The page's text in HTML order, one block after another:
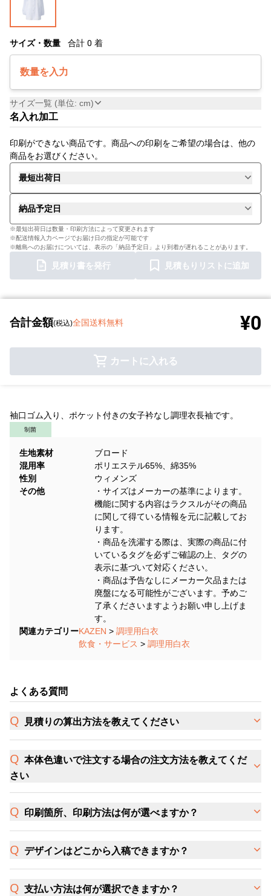
サイズ・数量 合計 0 着
数量を入力
サイズ一覧 (単位: cm)
名入れ加工
印刷ができない商品です。商品への印刷をご希望の場合は、他の
商品をお選びください。
最短出荷日
納品予定日
※最短出荷日は数量・印刷方法によって変更されます
※配送情報入力ページでお届け日の指定が可能です
※離島へのお届けについては、表示の「納品予定日」より到着が遅れることがあります。
見積り書を発行 見積もりリストに追加
合計金額(税込)全国送料無料 ¥0
カートに入れる
袖口ゴム入り、ポケット付きの女子衿なし調理衣長袖です。
制菌
生地素材
ブロード
混用率
ポリエステル65%、綿35%
性別
ウィメンズ
その他
・サイズはメーカーの基準によります。
機能に関する内容はラクスルがその商品
に関して得ている情報を元に記載してお
ります。
・商品を洗濯する際は、実際の商品に付
いているタグを必ずご確認の上、タグの
表示に基づいて対応ください。
・商品は予告なしにメーカー欠品または
廃盤になる可能性がございます。予めご
了承くださいますようお願い申し上げま
す。
関連カテゴリーKAZEN > 調理用白衣
飲食・サービス > 調理用白衣
よくある質問
見積りの算出方法を教えてください
本体色違いで注文する場合の注文方法を教えてくだ
さい
印刷箇所、印刷方法は何が選べますか？
デザインはどこから入稿できますか？
支払い方法は何が選択できますか？